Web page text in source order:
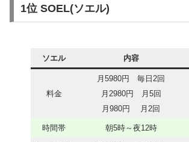
1位 SOEL(ソエル)
ソエル 内容
料金
月5980円 毎日2回
月2980円 月5回
月980円 月2回
時間帯 朝5時～夜12時